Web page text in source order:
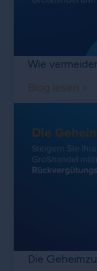
Wie
Blog lesen >
Die